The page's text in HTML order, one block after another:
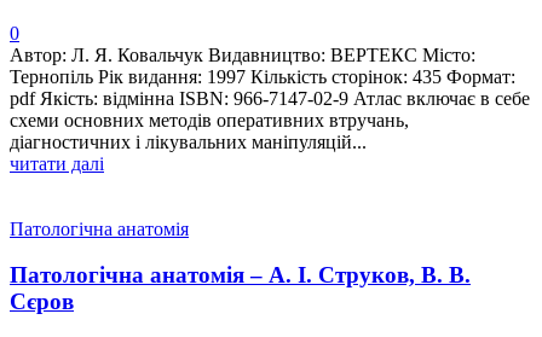
0
Автор: Л. Я. Ковальчук Видавництво: ВЕРТЕКС Місто:
Тернопіль Рік видання: 1997 Кількість сторінок: 435 Формат:
pdf Якість: відмінна ISBN: 966-7147-02-9 Атлас включає в себе
схеми основних методів оперативних втручань,
діагностичних і лікувальних маніпуляцій...
читати далі
Патологічна анатомія
Патологічна анатомія – А. І. Струков, В. В.
Сєров